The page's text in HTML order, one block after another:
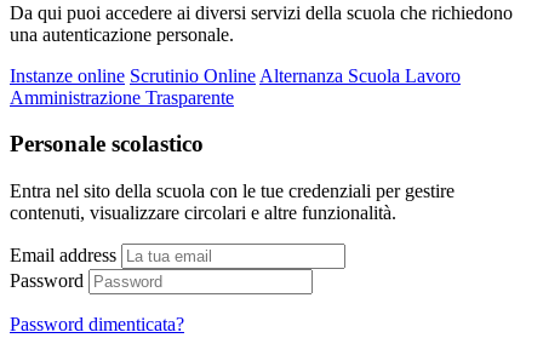
Da qui puoi accedere ai diversi servizi della scuola che richiedono
una autenticazione personale.
Instanze online Scrutinio Online Alternanza Scuola Lavoro
Amministrazione Trasparente
Personale scolastico
Entra nel sito della scuola con le tue credenziali per gestire
contenuti, visualizzare circolari e altre funzionalità.
Email address
Password
Password dimenticata?